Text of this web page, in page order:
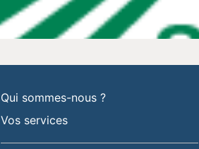
Qui sommes-nous ?
Vos services